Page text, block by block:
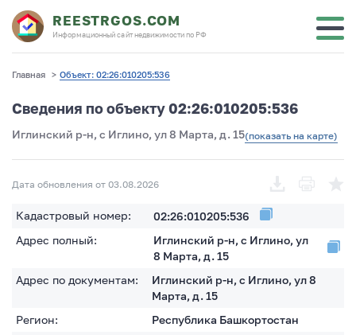
REESTRGOS.COM
Информационный сайт недвижимости по РФ
Главная > Объект: 02:26:010205:536
Сведения по объекту 02:26:010205:536
Иглинский р-н, с Иглино, ул 8 Марта, д. 15(показать на карте)
Дата обновления от 03.08.2026
Кадастровый номер:
02:26:010205:536
Адрес полный:
Иглинский р-н, с Иглино, ул
8 Марта, д. 15
Адрес по документам:
Иглинский р-н, с Иглино, ул 8
Марта, д. 15
Регион:
Республика Башкортостан